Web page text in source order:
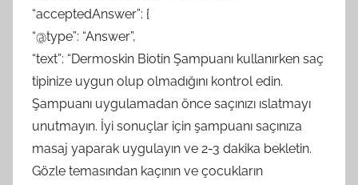
“acceptedAnswer”: {
“@type”: “Answer”,
“text”: “Dermoskin Biotin Şampuanı kullanırken saç
tipinize uygun olup olmadığını kontrol edin.
Şampuanı uygulamadan önce saçınızı ıslatmayı
unutmayın. İyi sonuçlar için şampuanı saçınıza
masaj yaparak uygulayın ve 2-3 dakika bekletin.
Gözle temasından kaçının ve çocukların